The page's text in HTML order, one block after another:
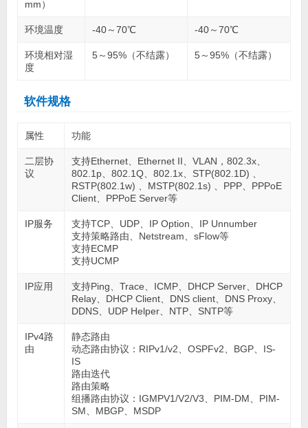
mm）
环境温度 -40～70℃ -40～70℃
环境相对湿
度
5～95%（不结露） 5～95%（不结露）
软件规格
属性 功能
二层协
议
支持Ethernet、Ethernet II、VLAN，802.3x、
802.1p、802.1Q、802.1x、STP(802.1D) 、
RSTP(802.1w) 、MSTP(802.1s) 、PPP、PPPoE
Client、PPPoE Server等
IP服务
支持TCP、UDP、IP Option、IP Unnumber
支持策略路由、Netstream、sFlow等
支持ECMP
支持UCMP
IP应用
支持Ping、Trace、ICMP、DHCP Server、DHCP
Relay、DHCP Client、DNS client、DNS Proxy、
DDNS、UDP Helper、NTP、SNTP等
IPv4路
由
静态路由
动态路由协议：RIPv1/v2、OSPFv2、BGP、IS-
IS
路由迭代
路由策略
组播路由协议：IGMPV1/V2/V3、PIM-DM、PIM-
SM、MBGP、MSDP